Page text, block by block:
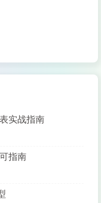
实战指南
指南